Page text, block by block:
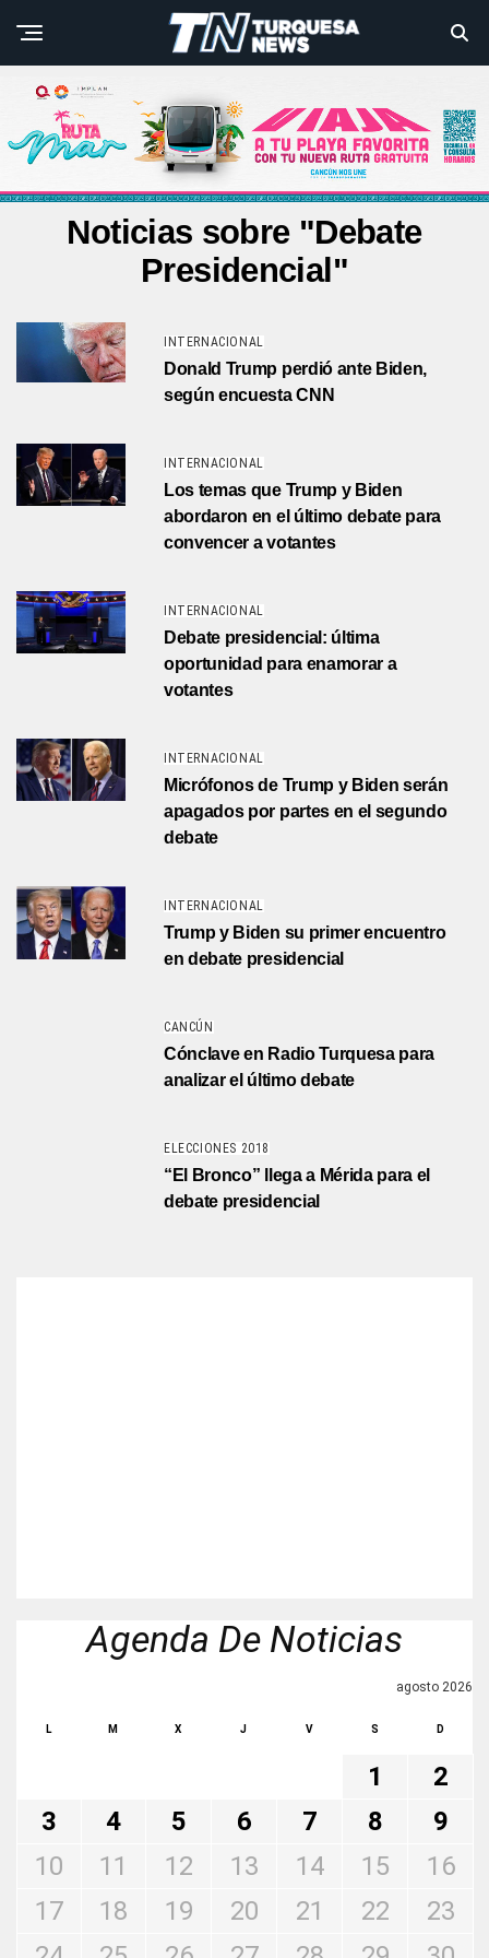
Noticias sobre "Debate
Presidencial"
INTERNACIONAL
Donald Trump perdió ante Biden,
según encuesta CNN
INTERNACIONAL
Los temas que Trump y Biden
abordaron en el último debate para
convencer a votantes
INTERNACIONAL
Debate presidencial: última
oportunidad para enamorar a
votantes
INTERNACIONAL
Micrófonos de Trump y Biden serán
apagados por partes en el segundo
debate
INTERNACIONAL
Trump y Biden su primer encuentro
en debate presidencial
CANCÚN
Cónclave en Radio Turquesa para
analizar el último debate
ELECCIONES 2018
“El Bronco” llega a Mérida para el
debate presidencial
Agenda De Noticias
agosto 2026
L M X J V S D
1
2
3
4 5 6 7 8
9
10
11 12 13 14 15
16
17
18 19 20 21 22
23